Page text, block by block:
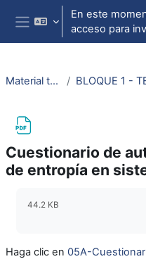
Salta al contenido principal
Panel lateral
En este
acceso para
Material termodinámica e ing. térmica
Cuestionario de
de entropía en
44.2 KB
Haga clic en 05A-